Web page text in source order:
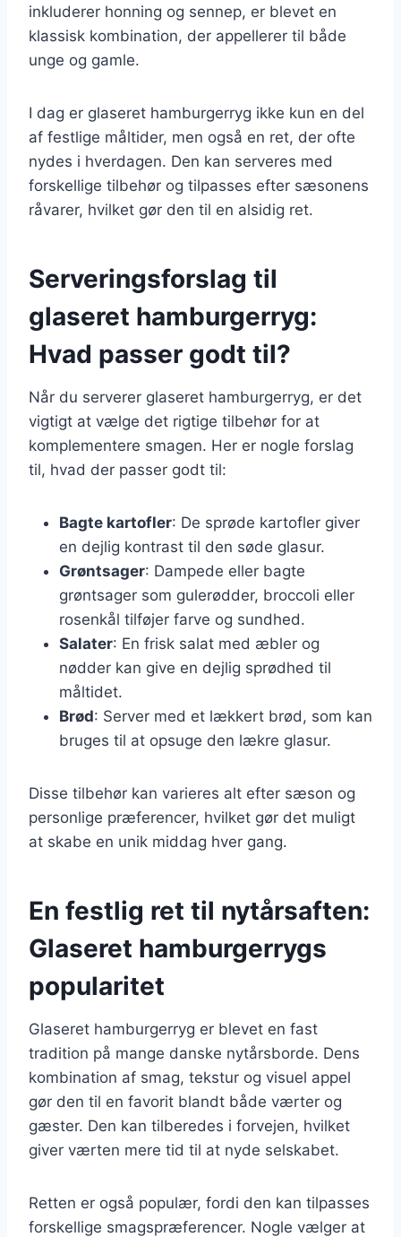
inkluderer honning og sennep, er blevet en
klassisk kombination, der appellerer til både
unge og gamle.
I dag er glaseret hamburgerryg ikke kun en del
af festlige måltider, men også en ret, der ofte
nydes i hverdagen. Den kan serveres med
forskellige tilbehør og tilpasses efter sæsonens
råvarer, hvilket gør den til en alsidig ret.
Serveringsforslag til
glaseret hamburgerryg:
Hvad passer godt til?
Når du serverer glaseret hamburgerryg, er det
vigtigt at vælge det rigtige tilbehør for at
komplementere smagen. Her er nogle forslag
til, hvad der passer godt til:
Bagte kartofler: De sprøde kartofler giver
en dejlig kontrast til den søde glasur.
Grøntsager: Dampede eller bagte
grøntsager som gulerødder, broccoli eller
rosenkål tilføjer farve og sundhed.
Salater: En frisk salat med æbler og
nødder kan give en dejlig sprødhed til
måltidet.
Brød: Server med et lækkert brød, som kan
bruges til at opsuge den lækre glasur.
Disse tilbehør kan varieres alt efter sæson og
personlige præferencer, hvilket gør det muligt
at skabe en unik middag hver gang.
En festlig ret til nytårsaften:
Glaseret hamburgerrygs
popularitet
Glaseret hamburgerryg er blevet en fast
tradition på mange danske nytårsborde. Dens
kombination af smag, tekstur og visuel appel
gør den til en favorit blandt både værter og
gæster. Den kan tilberedes i forvejen, hvilket
giver værten mere tid til at nyde selskabet.
Retten er også populær, fordi den kan tilpasses
forskellige smagspræferencer. Nogle vælger at